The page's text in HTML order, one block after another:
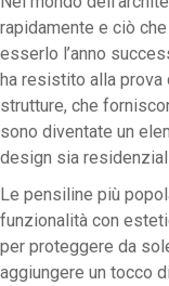
rapidamente e ciò
esserlo l’anno
ha resistito alla prova
strutture, che
sono diventate un
design sia
Le pensiline più
funzionalità con
per proteggere da
aggiungere un tocco